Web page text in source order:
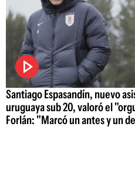
Santiago Espasandín, nuevo
uruguaya sub 20, valoró el
Forlán: "Marcó un antes y un